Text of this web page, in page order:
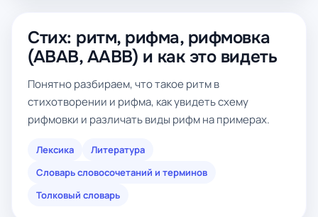
Стих: ритм, рифма, рифмовка
(ABAB, AABB) и как это видеть
Понятно разбираем, что такое ритм в
стихотворении и рифма, как увидеть схему
рифмовки и различать виды рифм на примерах.
Лексика
Литература
Словарь словосочетаний и терминов
Толковый словарь